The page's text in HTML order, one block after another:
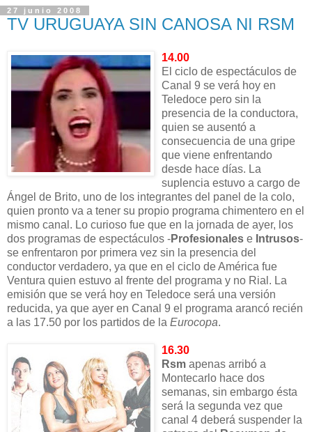
27 junio 2008
TV URUGUAYA SIN CANOSA NI RSM
14.00
El ciclo de espectáculos de
Canal 9 se verá hoy en
Teledoce pero sin la
presencia de la conductora,
quien se ausentó a
consecuencia de una gripe
que viene enfrentando
desde hace días. La
suplencia estuvo a cargo de
Ángel de Brito, uno de los integrantes del panel de la colo,
quien pronto va a tener su propio programa chimentero en el
mismo canal. Lo curioso fue que en la jornada de ayer, los
dos programas de espectáculos -Profesionales e Intrusos-
se enfrentaron por primera vez sin la presencia del
conductor verdadero, ya que en el ciclo de América fue
Ventura quien estuvo al frente del programa y no Rial. La
emisión que se verá hoy en Teledoce será una versión
reducida, ya que ayer en Canal 9 el programa arancó recién
a las 17.50 por los partidos de la Eurocopa.
16.30
Rsm apenas arribó a
Montecarlo hace dos
semanas, sin embargo ésta
será la segunda vez que
canal 4 deberá suspender la